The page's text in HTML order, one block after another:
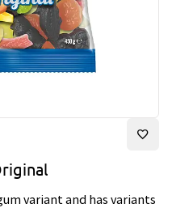
variant and has variants